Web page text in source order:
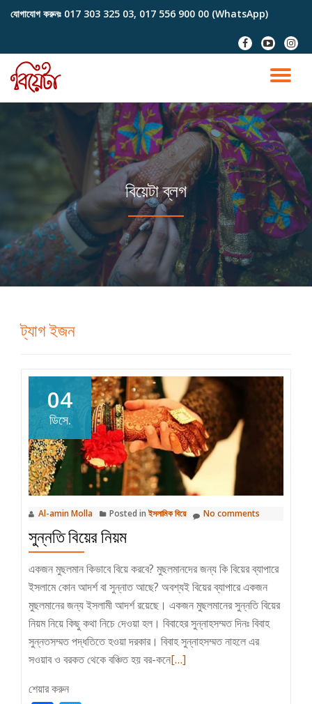
content
যোগাযোগ করুনঃ 017 303 325 03, 017 556 900 00 (WhatsApp)
fa-
facebook
fa-
youtube-
play
fa-
বিয়েটা ব্লগ
ট্যাগইজন
04
ডিসে.
Al-amin Molla Posted in ইসলামিক বিয়ে No comments
সুন্নতি বিয়ের নিয়ম
একজন মুছলমান কিভাবে বিয়ে করবে? মুছলমানদের জন্য কি বিয়ের ব্যাপারে
ইসলামে কোন আদর্শ বা সুন্নাত আছে? অবশ্যই বিয়ের ব্যাপারে একজন
মুছলমানের জন্য ইসলামী আদর্শ রয়েছে। একজন মুছলমানের সুন্নতি বিয়ের
নিয়ম নিয়ে কিছু কথা নিচে দেওয়া হল। বিবাহের সুন্নাহসম্মত দিনঃ বিবাহ
সুন্নতসম্মত পদ্ধতিতে হওয়া দরকার। বিবাহ সুন্নাহসম্মত নাহলে এর
সওয়াব ও বরকত থেকে বঞ্চিত হয় বর-কনেRead
[…]
শেয়ার করুন